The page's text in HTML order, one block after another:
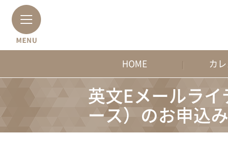
HOME カ
英文Eメールラ
ース）のお申込